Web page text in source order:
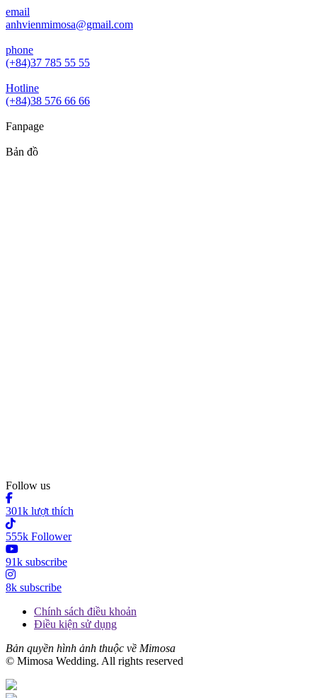
email
anhvienmimosa@gmail.com
phone
(+84)37 785 55 55
Hotline
(+84)38 576 66 66
Fanpage
Bản đồ
Follow us
301k lượt thích
555k Follower
91k subscribe
8k subscribe
Chính sách điều khoản
Điều kiện sử dụng
Bản quyền hình ảnh thuộc về Mimosa
© Mimosa Wedding. All rights reserved